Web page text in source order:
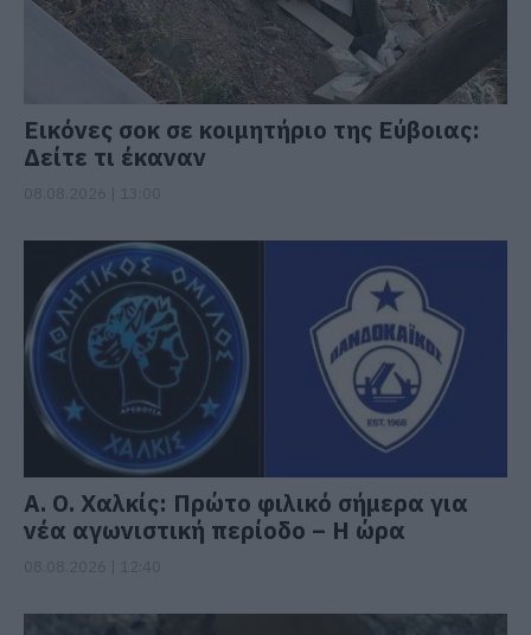
Εικόνες σοκ σε κοιμητήριο της Εύβοιας:
Δείτε τι έκαναν
Α. Ο. Χαλκίς: Πρώτο φιλικό σήμερα για
νέα αγωνιστική περίοδο – Η ώρα